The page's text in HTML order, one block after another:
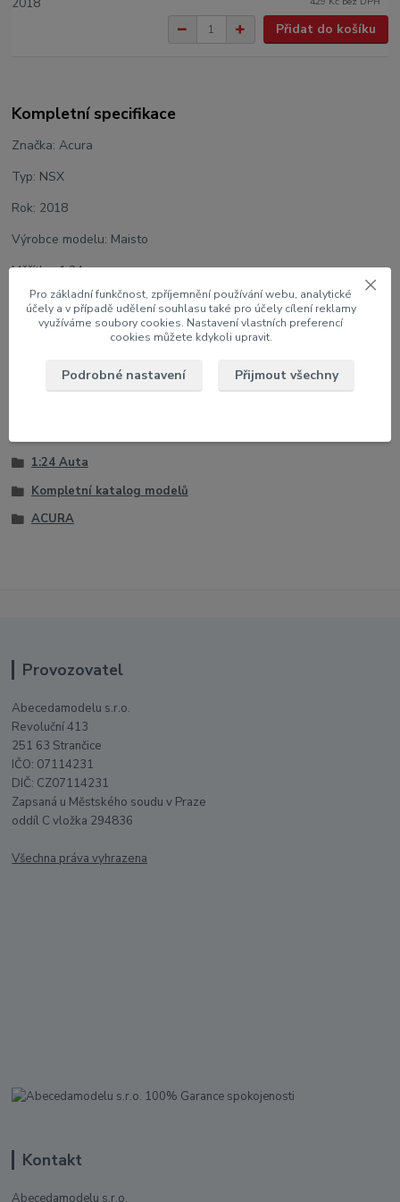
Přidat do košíku
Kompletní specifikace
Značka: Acura
Typ: NSX
Rok: 2018
Výrobce modelu: Maisto
Měřítko: 1:24
Velikost: 17 cm
Barva: Červená
1:24 Auta
Kompletní katalog modelů
ACURA
Provozovatel
Abecedamodelu s.r.o.
Revoluční 413
251 63 Strančice
IČO: 07114231
DIČ: CZ07114231
Zapsaná u Městského soudu v Praze
oddíl C vložka 294836
Všechna práva vyhrazena
Kontakt
Abecedamodelu s.r.o.
Pro základní funkčnost, zpříjemnění používání webu, analytické
účely a v případě udělení souhlasu také pro účely cílení reklamy
využíváme soubory cookies. Nastavení vlastních preferencí
cookies můžete kdykoli upravit.
Podrobné nastavení Přijmout všechny